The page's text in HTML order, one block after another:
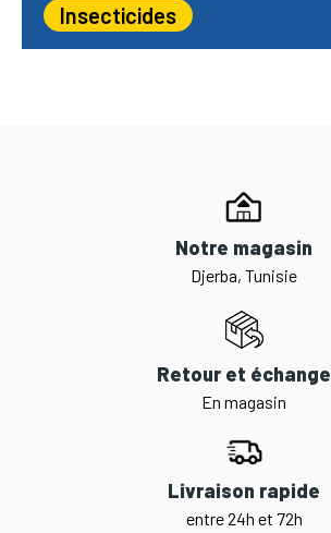
Insecticides
Notre magasin
Djerba, Tunisie
Retour et échange
En magasin
Livraison rapide
entre 24h et 72h